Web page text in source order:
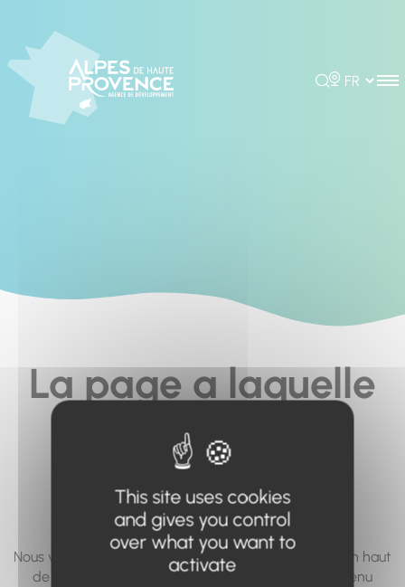
Rechercher
Choisir la
La page a laquelle
vous cherchez à
accéder n'existe
pas... ou plus.
Nous vous invitons à utiliser le moteur de recherche en haut
de page, ou à utiliser le menu pour trouver le contenu
This site uses cookies
and gives you control
over what you want to
activate